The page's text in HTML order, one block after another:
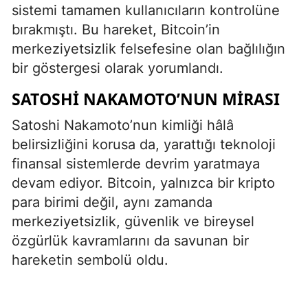
sistemi tamamen kullanıcıların kontrolüne
bırakmıştı. Bu hareket, Bitcoin’in
merkeziyetsizlik felsefesine olan bağlılığın
bir göstergesi olarak yorumlandı.
SATOSHI NAKAMOTO’NUN MIRASI
Satoshi Nakamoto’nun kimliği hâlâ
belirsizliğini korusa da, yarattığı teknoloji
finansal sistemlerde devrim yaratmaya
devam ediyor. Bitcoin, yalnızca bir kripto
para birimi değil, aynı zamanda
merkeziyetsizlik, güvenlik ve bireysel
özgürlük kavramlarını da savunan bir
hareketin sembolü oldu.